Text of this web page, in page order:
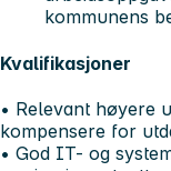
kommunens
Kvalifikasjoner
• Relevant høyere
kompensere for
• God IT- og